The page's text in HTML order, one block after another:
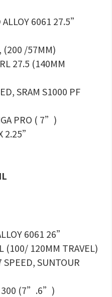
6061 27.5”
(200 /57MM)
27.5 (140MM
SRAM S1000 PF
PRO ( 7”)
2.25”
6061 26”
(100/ 120MM TRAVEL)
SPEED, SUNTOUR
300 (7”.6”)